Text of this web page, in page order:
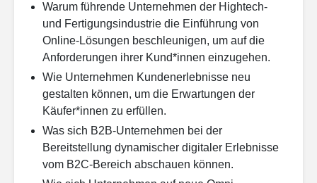
Warum führende Unternehmen der Hightech-
und Fertigungsindustrie die Einführung von
Online-Lösungen beschleunigen, um auf die
Anforderungen ihrer Kund*innen einzugehen.
Wie Unternehmen Kundenerlebnisse neu
gestalten können, um die Erwartungen der
Käufer*innen zu erfüllen.
Was sich B2B-Unternehmen bei der
Bereitstellung dynamischer digitaler Erlebnisse
vom B2C-Bereich abschauen können.